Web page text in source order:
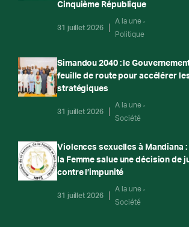
Cinquième République
31 juillet 2026
A la une
Politique
Simandou 2040 : le
feuille de route pour accélérer
stratégiques
31 juillet 2026
A la une
Société
Violences sexuelles à Mandiana
la Femme salue une décision de
contre l’impunité
31 juillet 2026
A la une
Société